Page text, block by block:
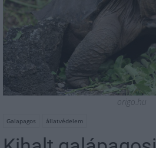
origo.hu
Galapagos állatvédelem